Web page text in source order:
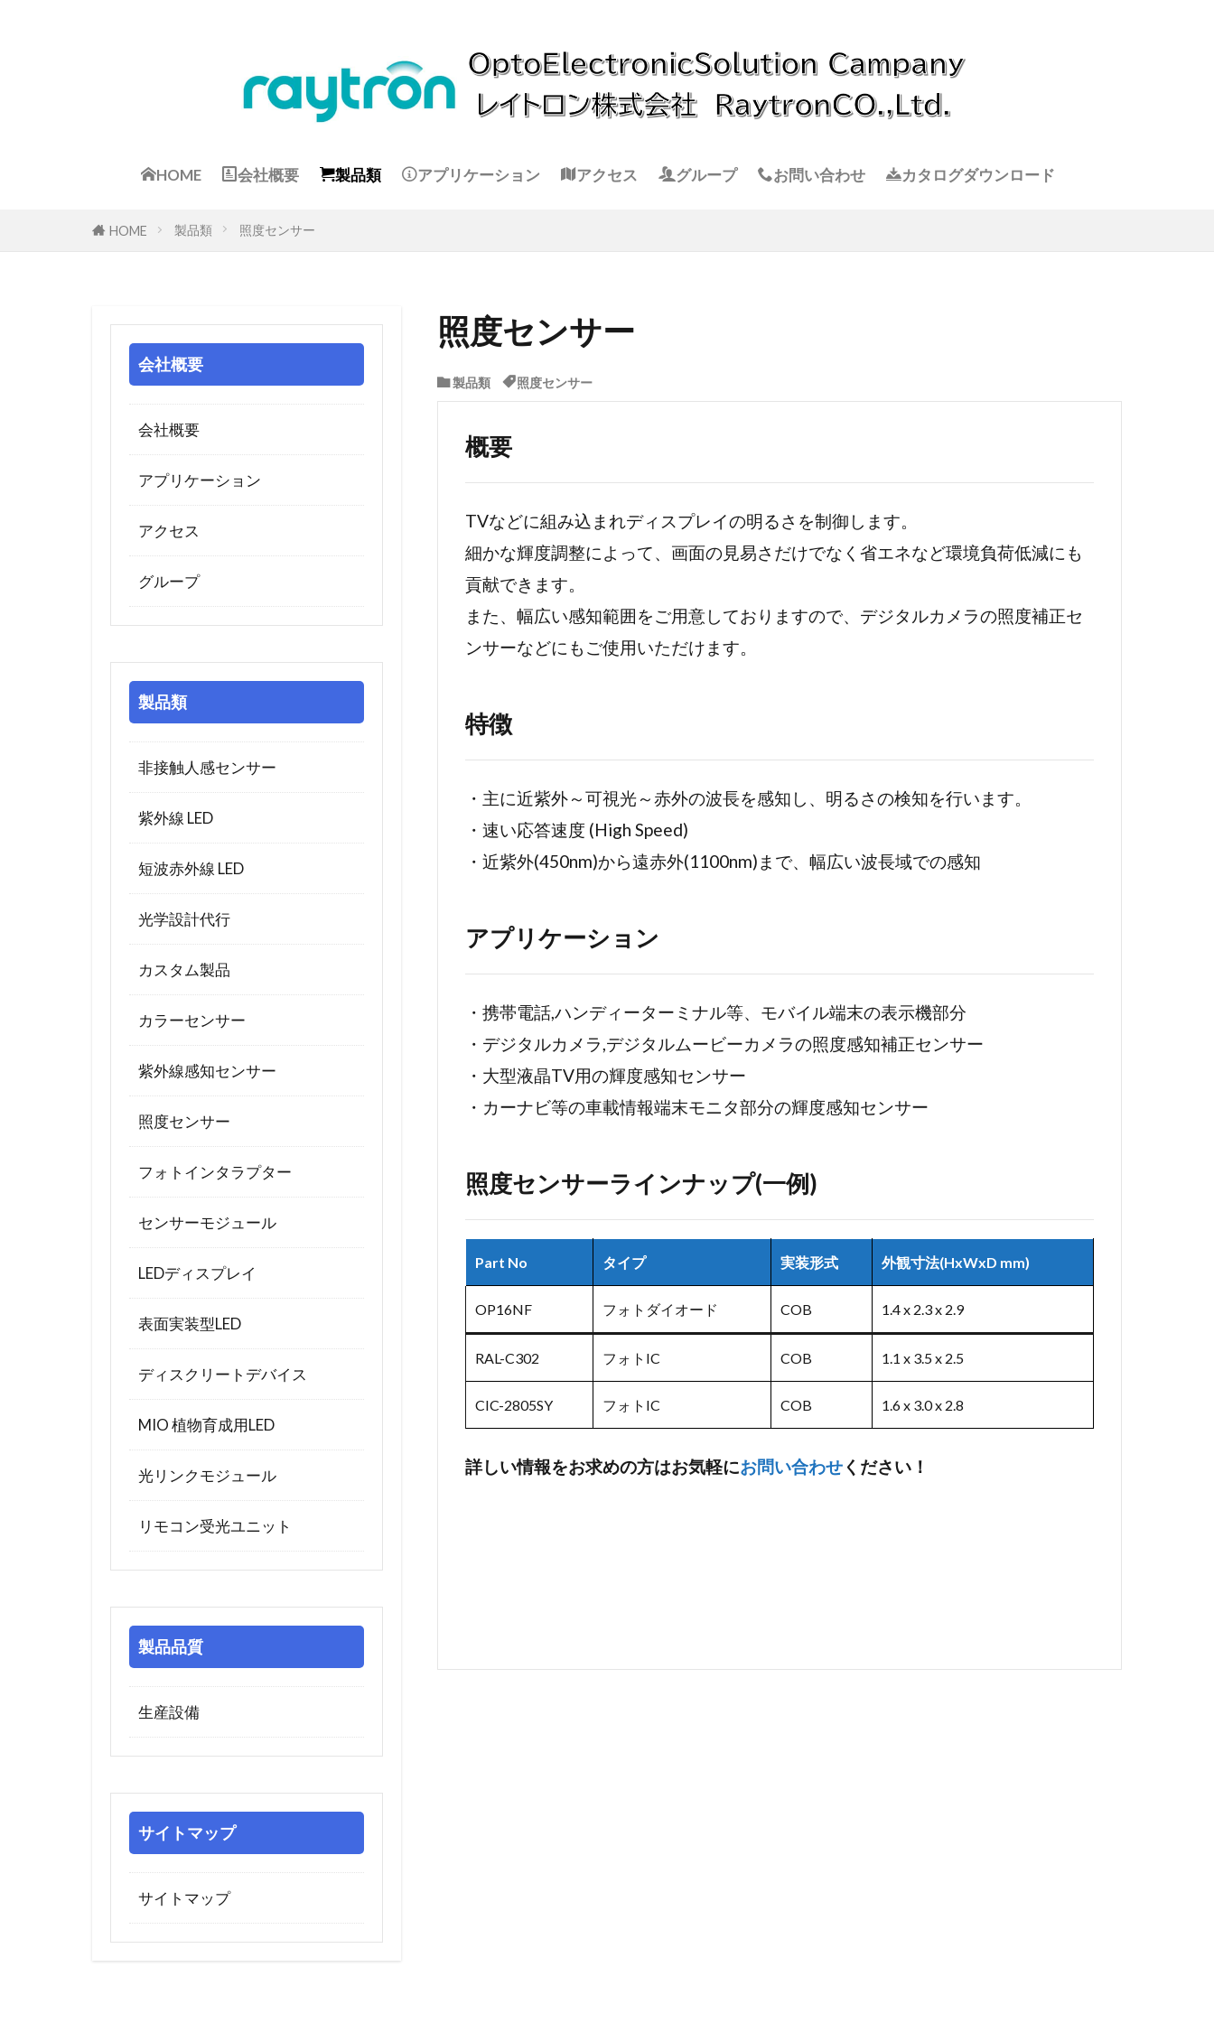
HOME 会社概要 製品類 アプリケーション アクセス グループ お問い合わせ カタログダウンロード
HOME 製品類 照度センサー
照度センサー
製品類 照度センサー
概要
TVなどに組み込まれディスプレイの明るさを制御します。
細かな輝度調整によって、画面の見易さだけでなく省エネなど環境負荷低減にも
貢献できます。
また、幅広い感知範囲をご用意しておりますので、デジタルカメラの照度補正セ
ンサーなどにもご使用いただけます。
特徴
・主に近紫外～可視光～赤外の波長を感知し、明るさの検知を行います。
・速い応答速度 (High Speed)
・近紫外(450nm)から遠赤外(1100nm)まで、幅広い波長域での感知
アプリケーション
・携帯電話,ハンディーターミナル等、モバイル端末の表示機部分
・デジタルカメラ,デジタルムービーカメラの照度感知補正センサー
・大型液晶TV用の輝度感知センサー
・カーナビ等の車載情報端末モニタ部分の輝度感知センサー
照度センサーラインナップ(一例)
Part No タイプ 実装形式 外観寸法(HxWxD mm)
OP16NF フォトダイオード COB 1.4 x 2.3 x 2.9
RAL-C302 フォトIC COB 1.1 x 3.5 x 2.5
CIC-2805SY フォトIC COB 1.6 x 3.0 x 2.8
詳しい情報をお求めの方はお気軽にお問い合わせ ください！
会社概要
会社概要
アプリケーション
アクセス
グループ
製品類
非接触人感センサー
紫外線 LED
短波赤外線 LED
光学設計代行
カスタム製品
カラーセンサー
紫外線感知センサー
照度センサー
フォトインタラプター
センサーモジュール
LEDディスプレイ
表面実装型LED
ディスクリートデバイス
MIO 植物育成用LED
光リンクモジュール
リモコン受光ユニット
製品品質
生産設備
サイトマップ
サイトマップ